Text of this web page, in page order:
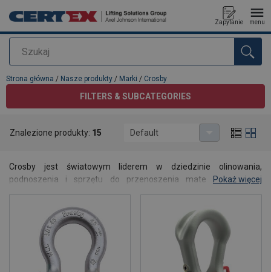
Szukaj
Zapytanie menu
Dodano do zapytania
Strona główna / Nasze produkty / Marki / Crosby
FILTERS & SUBCATEGORIES
Crosby
Crosby jest światowym liderem w dziedzinie olinowania,
podnoszenia i sprzętu do przenoszenia materiałów. Marka
Pokaż więcej
Znalezione produkty: 15 Default